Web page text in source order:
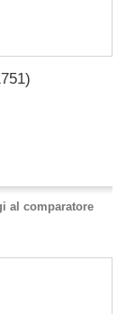
al comparatore